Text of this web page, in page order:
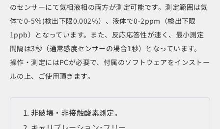
のセンサーにて気相液相の両方が測定可能です。測定範囲は気
体で0-5％(検出下限0.002%）、液体で0-2ppm（検出下限
1ppb）となっています。また、反応応答性が速く、最小測定
間隔は3秒（通常感度センサーの場合1秒）となっています。
操作・測定にはPCが必要で、付属のソフトウェアをインストー
ルの上、ご使用頂きます。
非破壊・非接触酸素測定。